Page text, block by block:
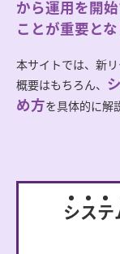
から運用を開
ことが重要とな
本サイトでは、新
概要はもちろん、
め方を具体的に解
システ